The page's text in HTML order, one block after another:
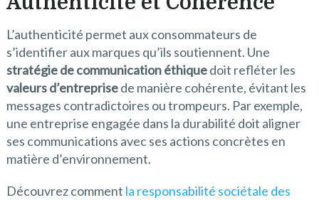
L’authenticité permet aux consommateurs de
s’identifier aux marques qu’ils soutiennent. Une
stratégie de communication éthiquedoit refléter les
valeurs d’entreprisede manière cohérente, évitant les
messages contradictoires ou trompeurs. Par exemple,
une entreprise engagée dans la durabilité doit aligner
ses communications avec ses actions concrètes en
matière d’environnement.
Découvrez comment la responsabilité sociétale des